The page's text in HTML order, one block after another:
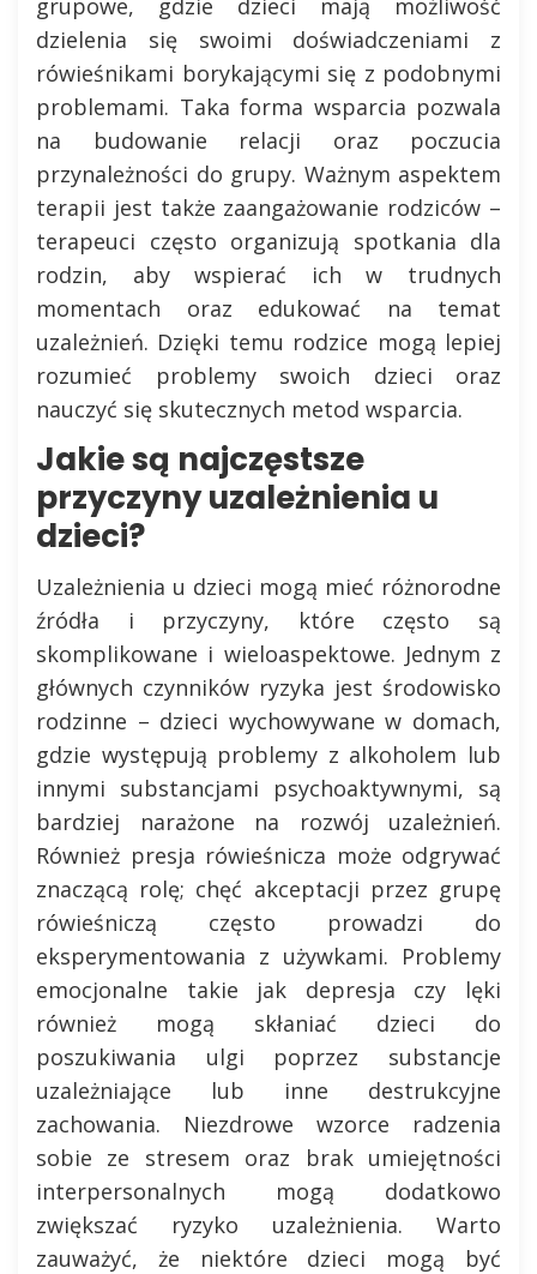
grupowe, gdzie dzieci mają możliwość
dzielenia się swoimi doświadczeniami z
rówieśnikami borykającymi się z podobnymi
problemami. Taka forma wsparcia pozwala
na budowanie relacji oraz poczucia
przynależności do grupy. Ważnym aspektem
terapii jest także zaangażowanie rodziców –
terapeuci często organizują spotkania dla
rodzin, aby wspierać ich w trudnych
momentach oraz edukować na temat
uzależnień. Dzięki temu rodzice mogą lepiej
rozumieć problemy swoich dzieci oraz
nauczyć się skutecznych metod wsparcia.
Jakie są najczęstsze
przyczyny uzależnienia u
dzieci?
Uzależnienia u dzieci mogą mieć różnorodne
źródła i przyczyny, które często są
skomplikowane i wieloaspektowe. Jednym z
głównych czynników ryzyka jest środowisko
rodzinne – dzieci wychowywane w domach,
gdzie występują problemy z alkoholem lub
innymi substancjami psychoaktywnymi, są
bardziej narażone na rozwój uzależnień.
Również presja rówieśnicza może odgrywać
znaczącą rolę; chęć akceptacji przez grupę
rówieśniczą często prowadzi do
eksperymentowania z używkami. Problemy
emocjonalne takie jak depresja czy lęki
również mogą skłaniać dzieci do
poszukiwania ulgi poprzez substancje
uzależniające lub inne destrukcyjne
zachowania. Niezdrowe wzorce radzenia
sobie ze stresem oraz brak umiejętności
interpersonalnych mogą dodatkowo
zwiększać ryzyko uzależnienia. Warto
zauważyć, że niektóre dzieci mogą być